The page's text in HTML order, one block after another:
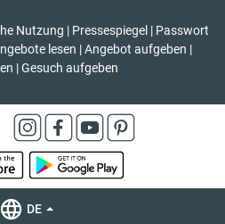
Nutzung | Pressespiegel | Passwort
lesen | Angebot aufgeben |
| Gesuch aufgeben
DE